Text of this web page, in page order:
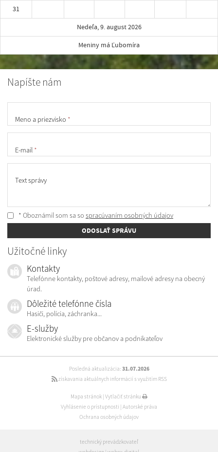
31
Nedeľa, 9. august 2026
Meniny má Ľubomíra
Napíšte nám
Meno a priezvisko *
E-mail *
Text správy
* Oboznámil som sa so spracúvaním osobných údajov
ODOSLAŤ SPRÁVU
Užitočné linky
Kontakty
Telefónne kontakty, poštové adresy, mailové adresy na obecný
úrad.
Dôležité telefónne čísla
Hasiči, polícia, záchranka...
E-služby
Elektronické služby pre občanov a podnikateľov
Posledná aktualizácia: 31.07.2026
získavania aktuálnych informácií s využitím RSS
Mapa stránok Vytlačiť stránku
Vyhlásenie o prístupnosti Autorské práva
Ochrana osobných údajov
technický prevádzkovateľ